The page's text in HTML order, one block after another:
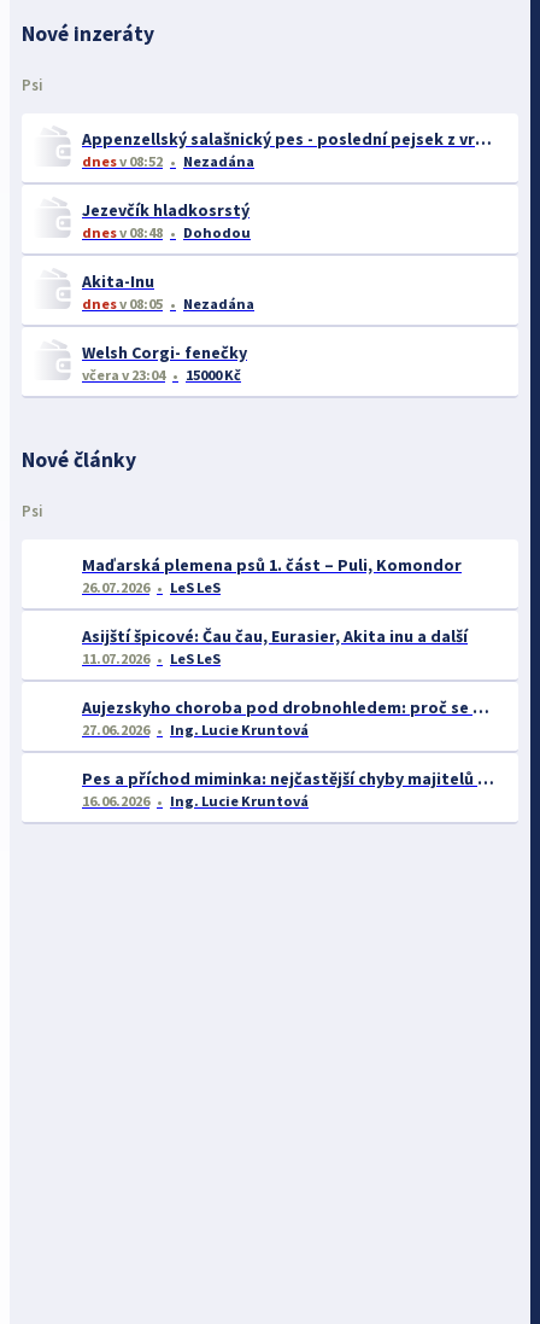
Nové inzeráty
Psi
Appenzellský salašnický pes - poslední pejsek z vrhu B
dnesv 08:52 Nezadána
Jezevčík hladkosrstý
dnesv 08:48 Dohodou
Akita-Inu
dnesv 08:05 Nezadána
Welsh Corgi- fenečky
včera v 23:04 15000 Kč
Nové články
Psi
Maďarská plemena psů 1. část – Puli, Komondor
26.07.2026 LeS LeS
Asijští špicové: Čau čau, Eurasier, Akita inu a další
11.07.2026 LeS LeS
Aujezskyho choroba pod drobnohledem: proč se o ní nyní mluví více než dříve
27.06.2026 Ing. Lucie Kruntová
Pes a příchod miminka: nejčastější chyby majitelů a jak se jim vyhnout
16.06.2026 Ing. Lucie Kruntová